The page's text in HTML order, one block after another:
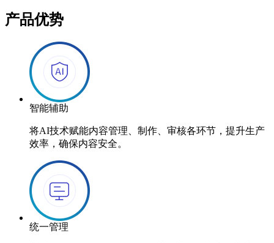
产品优势
智能辅助
将AI技术赋能内容管理、制作、审核各环节，提升生产
效率，确保内容安全。
统一管理